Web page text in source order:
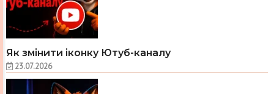
Як змінити іконку Ютуб-каналу
23.07.2026